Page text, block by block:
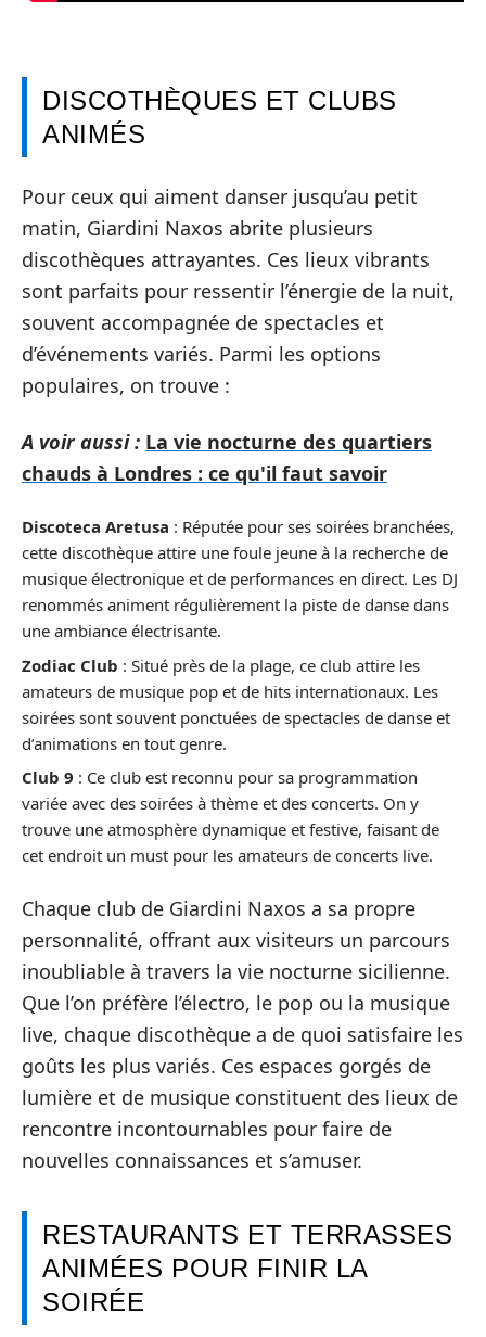
DISCOTHÈQUES ET CLUBS
ANIMÉS
Pour ceux qui aiment danser jusqu’au petit
matin, Giardini Naxos abrite plusieurs
discothèques attrayantes. Ces lieux vibrants
sont parfaits pour ressentir l’énergie de la nuit,
souvent accompagnée de spectacles et
d’événements variés. Parmi les options
populaires, on trouve :
A voir aussi : La vie nocturne des quartiers
chauds à Londres : ce qu'il faut savoir
Discoteca Aretusa : Réputée pour ses soirées branchées,
cette discothèque attire une foule jeune à la recherche de
musique électronique et de performances en direct. Les DJ
renommés animent régulièrement la piste de danse dans
une ambiance électrisante.
Zodiac Club : Situé près de la plage, ce club attire les
amateurs de musique pop et de hits internationaux. Les
soirées sont souvent ponctuées de spectacles de danse et
d’animations en tout genre.
Club 9 : Ce club est reconnu pour sa programmation
variée avec des soirées à thème et des concerts. On y
trouve une atmosphère dynamique et festive, faisant de
cet endroit un must pour les amateurs de concerts live.
Chaque club de Giardini Naxos a sa propre
personnalité, offrant aux visiteurs un parcours
inoubliable à travers la vie nocturne sicilienne.
Que l’on préfère l’électro, le pop ou la musique
live, chaque discothèque a de quoi satisfaire les
goûts les plus variés. Ces espaces gorgés de
lumière et de musique constituent des lieux de
rencontre incontournables pour faire de
nouvelles connaissances et s’amuser.
RESTAURANTS ET TERRASSES
ANIMÉES POUR FINIR LA
SOIRÉE